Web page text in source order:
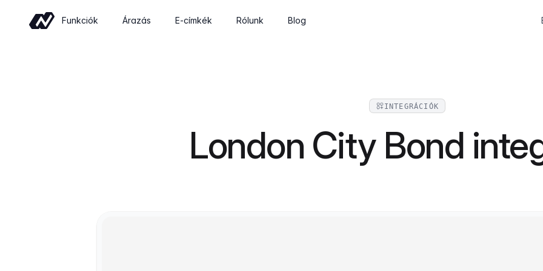
Funkciók
Sell tickets and manage tastings and
Build pages and a blog, or go headless
via the API
Árazás E-címkék Rólunk Blog
INTEGRÁCIÓK
London City Bond